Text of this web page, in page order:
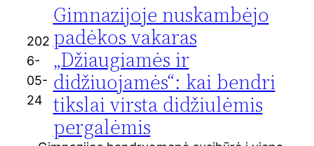
202
6-
05-
24
Gimnazijoje nuskambėjo
padėkos vakaras
„Džiaugiamės ir
didžiuojamės“: kai bendri
tikslai virsta didžiulėmis
pergalėmis